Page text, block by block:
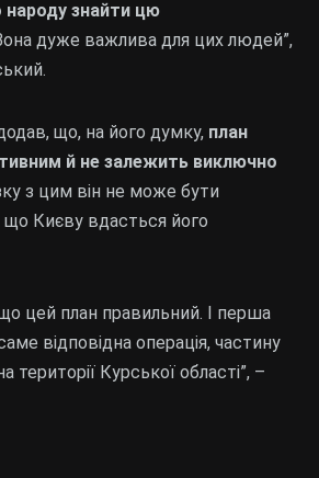
знайти цю
дуже важлива для цих людей”,
що, на його думку, план
й не залежить виключно
з цим він не може бути
Києву вдасться його
цей план правильний. І перша
відповідна операція, частину
території Курської області”, –